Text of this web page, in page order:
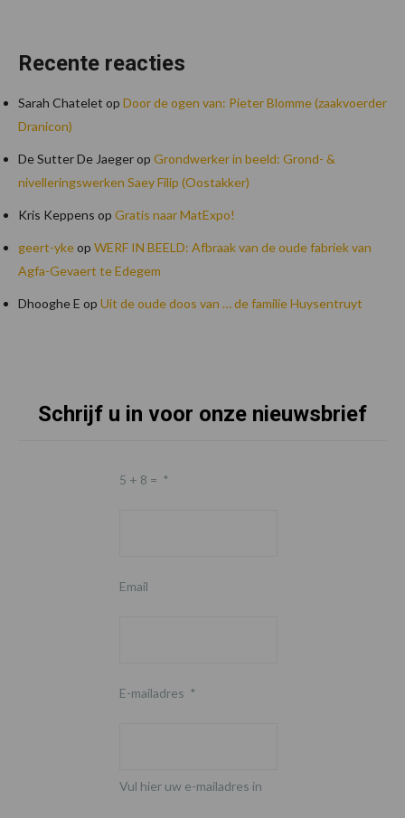
Recente reacties
Sarah Chatelet op Door de ogen van: Pieter Blomme (zaakvoerder
Dranicon)
De Sutter De Jaegerop Grondwerker in beeld: Grond- &
nivelleringswerken Saey Filip (Oostakker)
Kris Keppens op Gratis naar MatExpo!
geert-ykeop WERF IN BEELD: Afbraak van de oude fabriek van
Agfa-Gevaert te Edegem
Dhooghe E op Uit de oude doos van … de familie Huysentruyt
FooterSchrijf u in voor onze nieuwsbrief
5 + 8 = *
Email
E-mailadres *
Vul hier uw e-mailadres in